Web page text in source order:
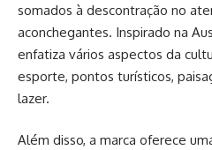
somados à descontração no
aconchegantes. Inspirado na
enfatiza vários aspectos da
esporte, pontos turísticos,
lazer.
Além disso, a marca oferece